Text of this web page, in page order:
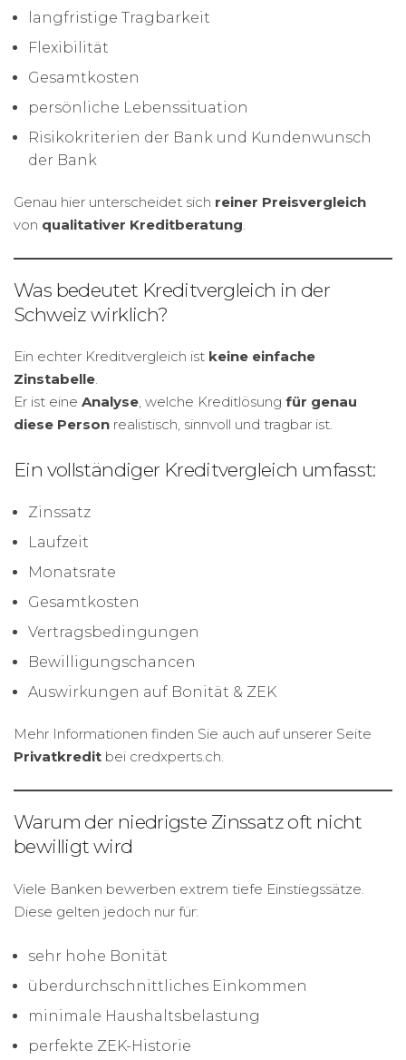
langfristige Tragbarkeit
Flexibilität
Gesamtkosten
persönliche Lebenssituation
Risikokriterien der Bank und Kundenwunsch
der Bank
Genau hier unterscheidet sich reiner Preisvergleich
von qualitativer Kreditberatung
Was bedeutet Kreditvergleich in der
Schweiz wirklich?
Ein echter Kreditvergleich ist keine einfache
Zinstabelle.
Er ist eine Analyse, welche Kreditlösung für genau
diese Person realistisch, sinnvoll und tragbar ist.
Ein vollständiger Kreditvergleich umfasst:
Zinssatz
Laufzeit
Monatsrate
Gesamtkosten
Vertragsbedingungen
Bewilligungschancen
Auswirkungen auf Bonität & ZEK
Mehr Informationen finden Sie auch auf unserer Seite
Privatkredit bei credxperts.ch.
Warum der niedrigste Zinssatz oft nicht
bewilligt wird
Viele Banken bewerben extrem tiefe Einstiegssätze.
Diese gelten jedoch nur für:
sehr hohe Bonität
überdurchschnittliches Einkommen
minimale Haushaltsbelastung
perfekte ZEK-Historie